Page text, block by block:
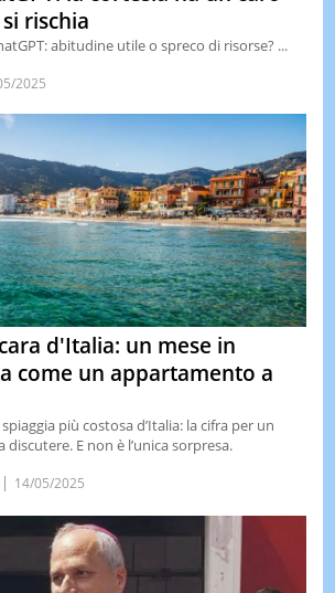
rischia
abitudine utile o spreco di risorse? ...
2025
d'Italia: un mese in
come un appartamento a
più costosa d’Italia: la cifra per un
E non è l’unica sorpresa.
14/05/2025